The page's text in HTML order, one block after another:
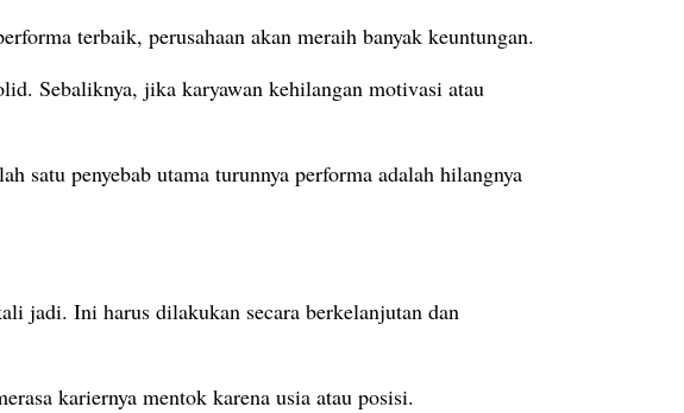
terbaik, perusahaan akan meraih banyak keuntungan.
Sebaliknya, jika karyawan kehilangan motivasi atau
satu penyebab utama turunnya performa adalah hilangnya
jadi. Ini harus dilakukan secara berkelanjutan dan
kariernya mentok karena usia atau posisi.